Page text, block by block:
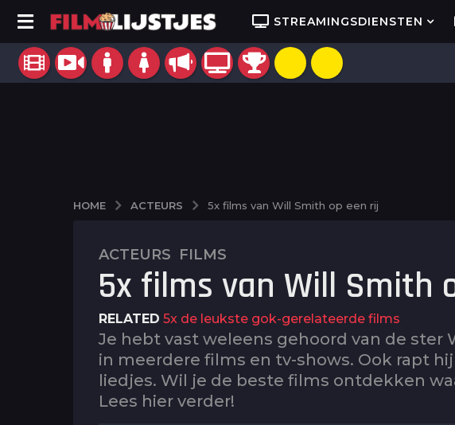
STREAMINGSDIENSTEN
HOME ACTEURS 5x films van Will Smith op een rij
2
j
a
a
r
a
g
o
2
ACTEURS ,FILMS
5x films van Will Smith
RELATED 5x de leukste gok-gerelateerde films
Je hebt vast weleens gehoord van de ster
in meerdere films en tv-shows. Ook rapt
liedjes. Wil je de beste films ontdekken
Lees hier verder!